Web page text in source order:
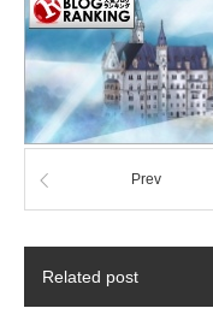
Prev
Related post